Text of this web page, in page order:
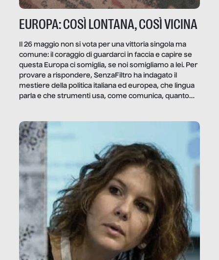
EUROPA: COSÌ LONTANA, COSÌ VICINA
Il 26 maggio non si vota per una vittoria singola ma
comune: il coraggio di guardarci in faccia e capire se
questa Europa ci somiglia, se noi somigliamo a lei. Per
provare a rispondere, SenzaFiltro ha indagato il
mestiere della politica italiana ed europea, che lingua
parla e che strumenti usa, come comunica, quanto